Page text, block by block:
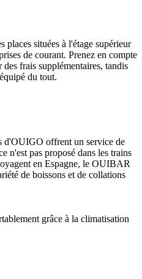
places situées à l'étage supérieur
de courant. Prenez en compte
frais supplémentaires, tandis
du tout.
d'OUIGO offrent un service de
n'est pas proposé dans les trains
en Espagne, le OUIBAR
de boissons et de collations
grâce à la climatisation